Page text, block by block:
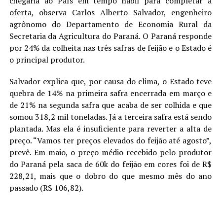
oferta, observa Carlos Alberto Salvador, engenheiro
agrônomo do Departamento deEconomia Rural da
Secretaria da Agricultura do Paraná. O Paraná responde
por 24% da colheita nas três safras de feijão e o Estado é
o principal produtor.
Salvador explica que, por causa do clima, o Estado teve
quebra de 14% na primeira safra encerrada em março e
de 21% na segunda safra que acaba de ser colhida e que
somou 318,2 mil toneladas. Já a terceira safra está sendo
plantada. Mas ela é insuficiente para reverter a alta de
preço. “Vamos ter preços elevados do feijão até agosto”,
prevê. Em maio, o preço médio recebido pelo produtor
do Paraná pela saca de 60k do feijão em cores foi de R$
228,21, mais que o dobro do que mesmo mês do ano
passado (R$ 106,82).